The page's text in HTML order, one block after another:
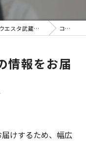
入間市で金・ブランド売るなら買取大吉 ウエスタ武蔵藤沢店 コラム
情報をお届
けするため、幅広